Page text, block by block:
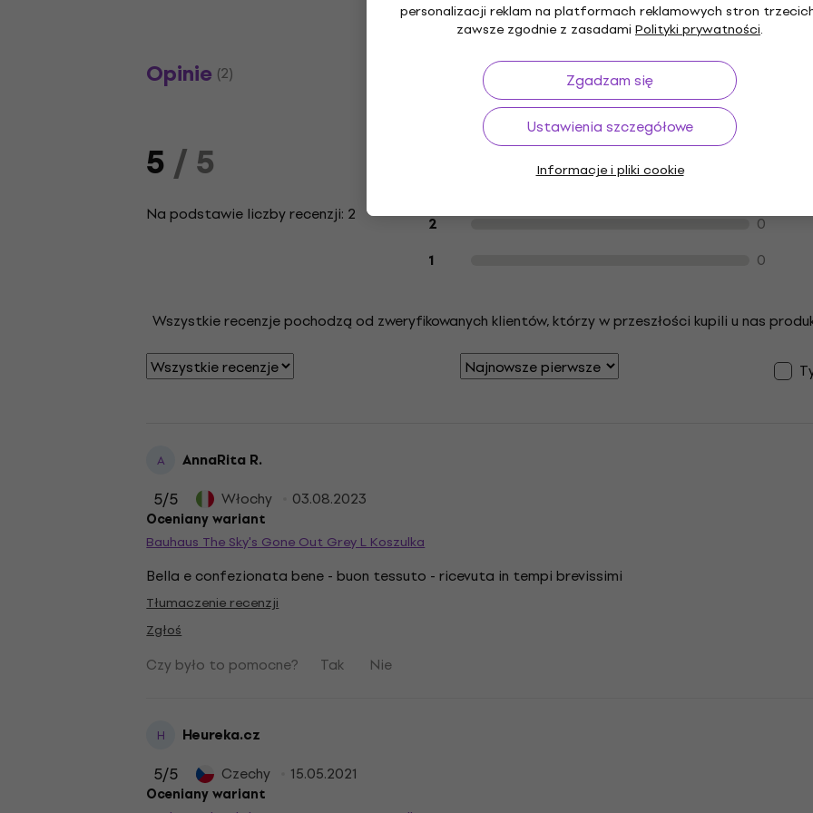
personalizacji reklam na platformach reklamowych stron
zawsze zgodnie z zasadami Polityki prywatności.
Zgadzam się
Ustawienia szczegółowe
Informacje i pliki cookie
Opinie (2)
5/ 5
Na podstawie liczby recenzji: 2
Opinie klientów na temat produktu
2 0
1 0
Wszystkie recenzje pochodzą od zweryfikowanych klientów, którzy w przeszłości kupili u nas
A AnnaRita R.
5/5 Włochy 03.08.2023
Oceniany wariant
Bauhaus The Sky's Gone Out Grey L Koszulka
Bella e confezionata bene - buon tessuto - ricevuta in tempi brevissimi
Tłumaczenie recenzji
Zgłoś
Czy było to pomocne? Tak Nie
H Heureka.cz
5/5 Czechy 15.05.2021
Oceniany wariant